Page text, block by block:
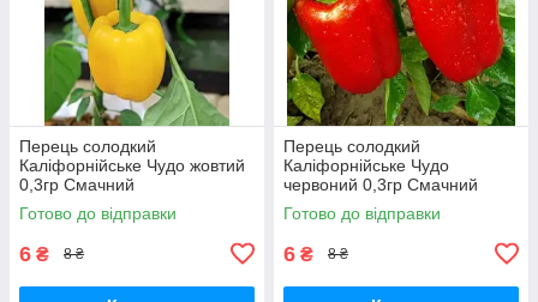
Перець солодкий
Каліфорнійське Чудо жовтий
0,3гр Смачний
Готово до відправки
6 ₴ 8 ₴
Перець солодкий
Каліфорнійське Чудо
червоний 0,3гр Смачний
Готово до відправки
6 ₴ 8 ₴